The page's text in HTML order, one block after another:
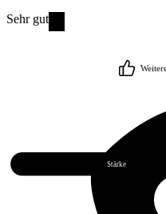
Sehr gut
Stärke